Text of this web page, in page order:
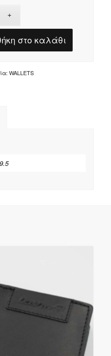
στο καλάθι
WALLETS